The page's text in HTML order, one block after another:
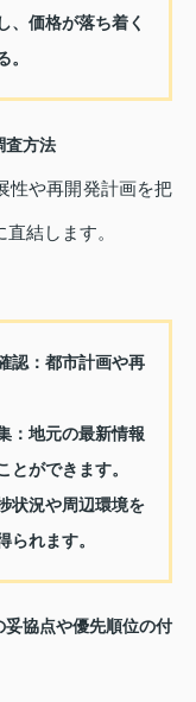
、価格が落ち着く
査方法
性や再開発計画を把
結します。
認： 都市計画や再
： 地元の最新情報
ができます。
状況や周辺環境を
れます。
協点や優先順位の付